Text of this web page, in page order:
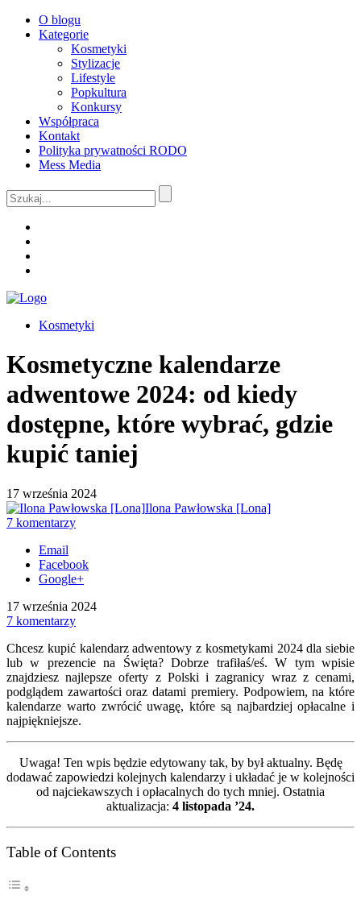
O blogu
Kategorie
Kosmetyki
Stylizacje
Lifestyle
Popkultura
Konkursy
Współpraca
Kontakt
Polityka prywatności RODO
Mess Media
Kosmetyki
Kosmetyczne kalendarze
adwentowe 2024: od kiedy
dostępne, które wybrać, gdzie
kupić taniej
17 września 2024
Ilona Pawłowska [Lona]
7 komentarzy
Email
Facebook
Google+
17 września 2024
7 komentarzy
Chcesz kupić kalendarz adwentowy z kosmetykami 2024 dla siebie
lub w prezencie na Święta? Dobrze trafiłaś/eś. W tym wpisie
znajdziesz najlepsze oferty z Polski i zagranicy wraz z cenami,
podglądem zawartości oraz datami premiery. Podpowiem, na które
kalendarze warto zwrócić uwagę, które są najbardziej opłacalne i
najpiękniejsze.
Uwaga! Ten wpis będzie edytowany tak, by był aktualny. Będę
dodawać zapowiedzi kolejnych kalendarzy i układać je w kolejności
od najciekawszych i opłacalnych do tych mniej. Ostatnia
aktualizacja: 4 listopada ’24.
Table of Contents